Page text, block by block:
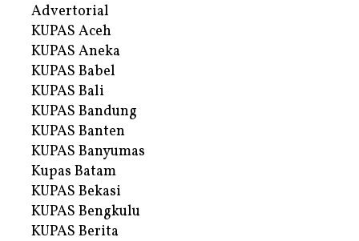
Advertorial
KUPAS Aceh
KUPAS Aneka
KUPAS Babel
KUPAS Bali
KUPAS Bandung
KUPAS Banten
KUPAS Banyumas
Kupas Batam
KUPAS Bekasi
KUPAS Bengkulu
KUPAS Berita